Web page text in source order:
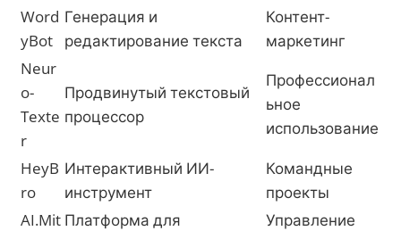
Word
yBot
Генерация и
редактирование текста
Контент-
маркетинг
Neur
o-
Texte
r
Продвинутый текстовый
процессор
Профессионал
ьное
использование
HeyB
ro
Интерактивный ИИ-
инструмент
Командные
проекты
AI.Mit Платформа для
Управление